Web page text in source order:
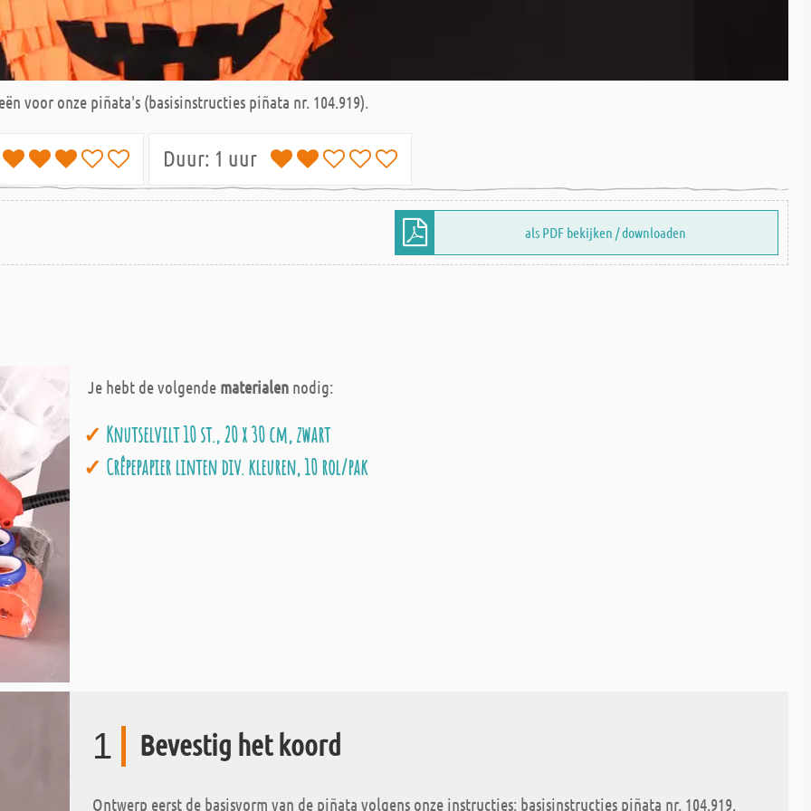
voor onze piñata's (basisinstructies piñata nr. 104.919).
Duur: 1 uur
als PDF bekijken / downloaden
Je hebt de volgende materialen nodig:
Knutselvilt 10 st., 20 x 30 cm, zwart
Crêpepapier linten div. kleuren, 10 rol/pak
1 Bevestig het koord
Ontwerp eerst de basisvorm van de piñata volgens onze instructies: basisinstructies piñata nr. 104.919.